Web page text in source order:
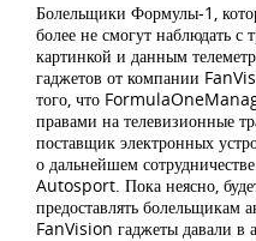
Болельщики Формулы-1,
более не смогут наблюдать с
картинкой и данным
гаджетов от компании
того, что
правами на телевизионные
поставщик электронных
о дальнейшем
Autosport. Пока неясно,
предоставлять болельщикам
FanVision гаджеты давали в